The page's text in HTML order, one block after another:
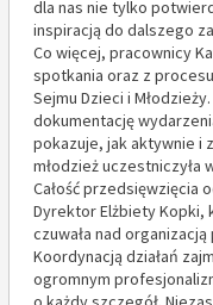
dla nas nie tylko
inspiracją do dalszego
Co więcej, pracownicy
spotkania oraz z
Sejmu Dzieci i
dokumentację
pokazuje, jak aktywnie i
młodzież
Całość przedsięwzięcia
Dyrektor Elżbiety Kopki,
czuwała nad
Koordynacją działań
ogromnym